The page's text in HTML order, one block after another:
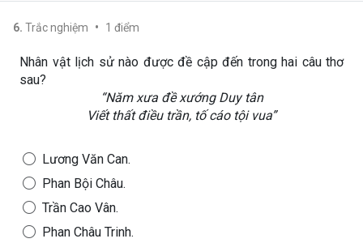
6. Trắc nghiệm • 1 điểm
Nhân vật lịch sử nào được đề cập đến trong hai câu thơ
sau?
“Năm xưa đề xướng Duy tân
Viết thất điều trần, tố cáo tội vua”
Lương Văn Can.
Phan Bội Châu.
Trần Cao Vân.
Phan Châu Trinh.